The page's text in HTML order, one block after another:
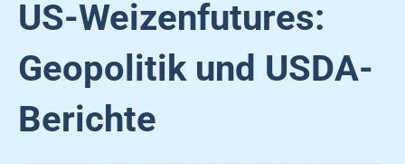
US-Weizenfutures:
Geopolitik und USDA-
Berichte